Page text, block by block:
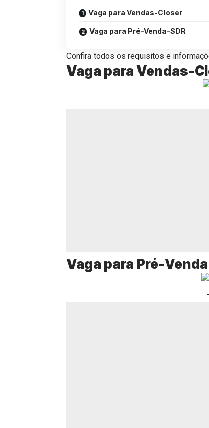
Vaga para Vendas-Closer
Vaga para Pré-Venda-SDR
Confira todos os requisitos e
Vaga para Vendas-
Vaga para Pré-